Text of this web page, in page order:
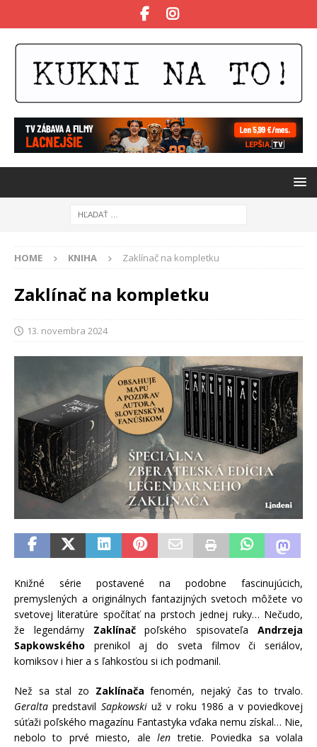
HOME KNIHA Zaklínač na kompletku
Zaklínač na kompletku
13. novembra 2024
Knižné série postavené na podobne fascinujúcich,
premyslených a originálnych fantazijných svetoch môžete vo
svetovej literatúre spočítať na prstoch jednej ruky… Nečudo,
že legendárny Zaklínačpoľského spisovateľaAndrzeja
Sapkowského prenikol aj do sveta filmov či seriálov,
komiksov i hier a s ľahkosťou si ich podmanil.
Než sa stal zo Zaklínača fenomén, nejaký čas to trvalo.
Geralta predstavil Sapkowskiuž v roku 1986 a v poviedkovej
súťaži poľského magazínu Fantastyka vďaka nemu získal… Nie,
nebolo to prvé miesto, alelen tretie. Poviedka sa volala